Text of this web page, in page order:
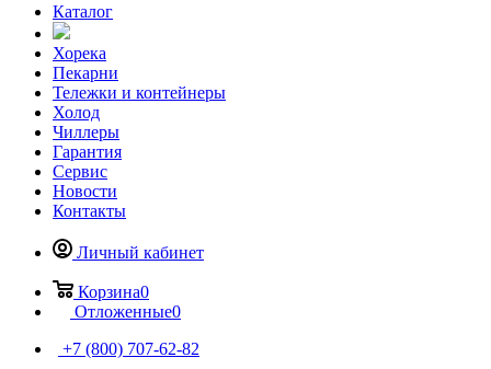
Каталог
Хорека
Пекарни
Тележки и контейнеры
Холод
Чиллеры
Гарантия
Сервис
Новости
Контакты
Личный кабинет
Корзина0
Отложенные0
+7 (800) 707-62-82